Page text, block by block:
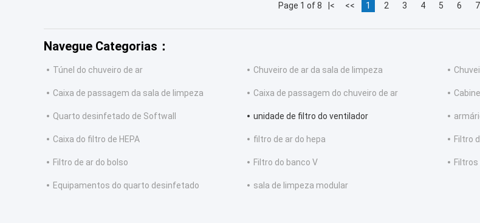
Page 1 of 8 |< << 1 2 3 4 5 6 7
Navegue Categorias：
Túnel do chuveiro de ar Chuveiro de ar da sala de limpeza
Caixa de passagem da sala de limpeza Caixa de passagem do chuveiro de ar
Quarto desinfetado de Softwall unidade de filtro do ventilador
Caixa do filtro de HEPA filtro de ar do hepa Filtro
Filtro de ar do bolso Filtro do banco V
Equipamentos do quarto desinfetado sala de limpeza modular